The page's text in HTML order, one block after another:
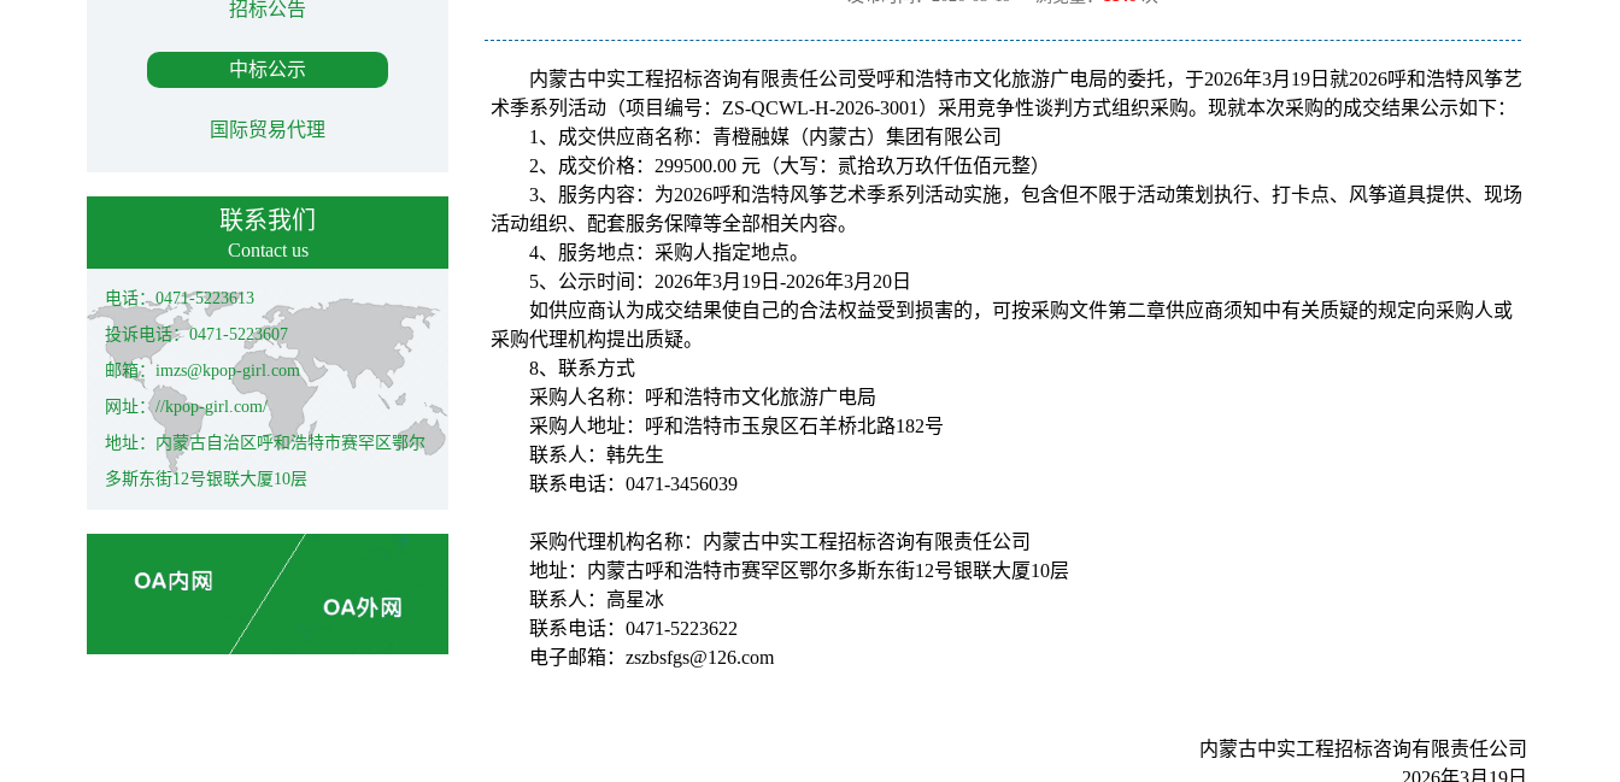
招标公告
中标公示
国际贸易代理
联系我们
Contact us
电话：0471-5223613
投诉电话：0471-5223607
邮箱：imzs@kpop-girl.com
网址：//kpop-girl.com/
地址：内蒙古自治区呼和浩特市赛罕区鄂尔
多斯东街12号银联大厦10层
内蒙古中实工程招标咨询有限责任公司受呼和浩特市文化旅游广电局的委托，于2026年3月19日就2026呼和浩特风筝艺
术季系列活动（项目编号：ZS-QCWL-H-2026-3001）采用竞争性谈判方式组织采购。现就本次采购的成交结果公示如下：
1 、成交供应商名称：青橙融媒（内蒙古）集团有限公司
2、成交价格：299500.00 元（大写：贰拾玖万玖仟伍佰元整）
3、服务内容：为2026呼和浩特风筝艺术季系列活动实施，包含但不限于活动策划执行、打卡点、风筝道具提供、现场
活动组织、配套服务保障等全部相关内容。
4、服务地点：采购人指定地点。
5、公示时间：2026年3月19日-2026年3月20日
如供应商认为成交结果使自己的合法权益受到损害的，可按采购文件第二章供应商须知中有关质疑的规定向采购人或
采购代理机构提出质疑。
8、联系方式
采购人名称：呼和浩特市文化旅游广电局
采购人地址：呼和浩特市玉泉区石羊桥北路182号
联系人：韩先生
联系电话：0471-3456039
采购代理机构名称：内蒙古中实工程招标咨询有限责任公司
地址：内蒙古呼和浩特市赛罕区鄂尔多斯东街12号银联大厦10层
联系人：高星冰
联系电话：0471-5223622
电子邮箱：zszbsfgs@126.com
内蒙古中实工程招标咨询有限责任公司
2026年3月19日